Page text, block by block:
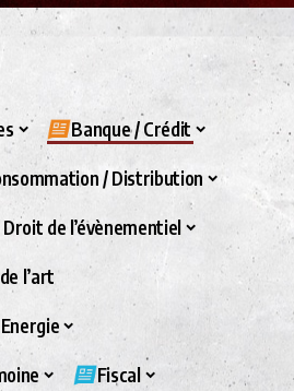
Banque / Crédit
/ Distribution
de l’évènementiel
l’art
Fiscal